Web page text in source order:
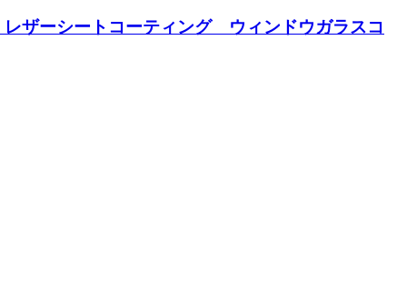
ザーシートコーティング ウィンドウガラスコ